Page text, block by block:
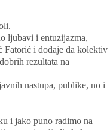
ljubavi i entuzijazma,
Fatorić i dodaje da kolektiv
rezultata na
nastupa, publike, no i
i jako puno radimo na